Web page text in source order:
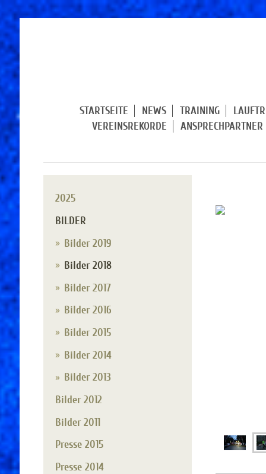
STARTSEITE NEWS TRAINING
VEREINSREKORDE
ANSPRECHPARTNER
2025
BILDER
Bilder 2019
Bilder 2018
Bilder 2017
Bilder 2016
Bilder 2015
Bilder 2014
Bilder 2013
Bilder 2012
Bilder 2011
Presse 2015
Presse 2014